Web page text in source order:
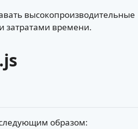
высокопроизводительные
времени.
следующим образом: